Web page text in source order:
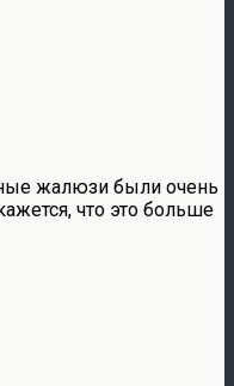
жалюзи были очень
что это больше